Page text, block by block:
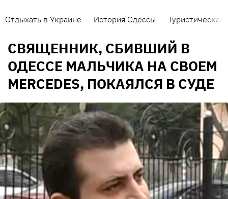
Отдыхать в Украине История Одессы Туристическая
СВЯЩЕННИК, СБИВШИЙ В
ОДЕССЕ МАЛЬЧИКА НА СВОЕМ
MERCEDES, ПОКАЯЛСЯ В СУДЕ